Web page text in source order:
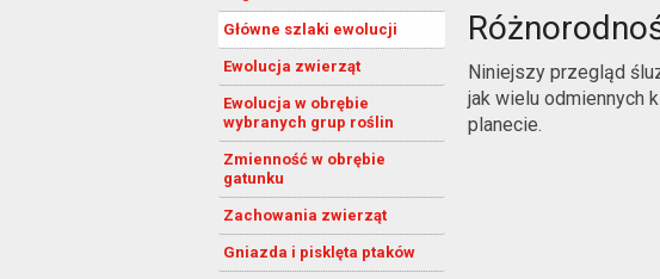
Główne szlaki ewolucji
Ewolucja zwierząt
Ewolucja w obrębie
wybranych grup roślin
Zmienność w obrębie
gatunku
Zachowania zwierząt
Gniazda i pisklęta ptaków
Niniejszy przegląd
jak wielu odmiennych
planecie.